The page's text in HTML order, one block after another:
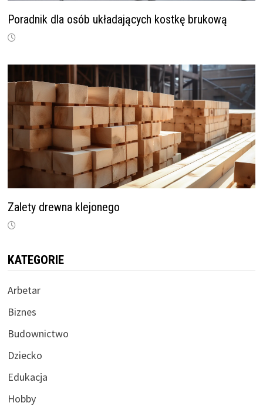
Poradnik dla osób układających kostkę brukową
Zalety drewna klejonego
KATEGORIE
Arbetar
Biznes
Budownictwo
Dziecko
Edukacja
Hobby